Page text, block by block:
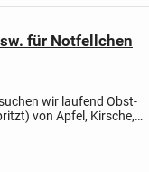
für Notfellchen
wir laufend Obst-
von Apfel, Kirsche,